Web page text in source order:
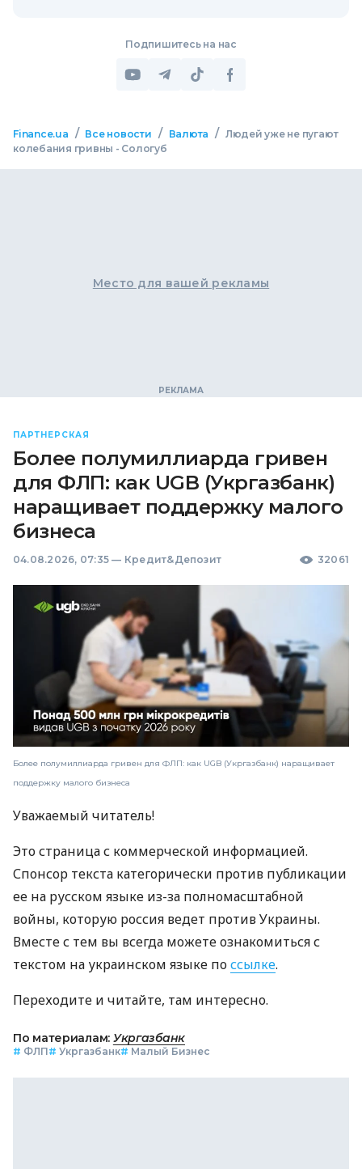
Подпишитесь на нас
Finance.ua / Все новости / Валюта / Людей уже не пугают
колебания гривны - Сологуб
Место для вашей рекламы
ПАРТНЕРСКАЯ
Более полумиллиарда гривен
для ФЛП: как UGB (Укргазбанк)
наращивает поддержку малого
бизнеса
04.08.2026, 07:35 — Кредит&Депозит 32061
Более полумиллиарда гривен для ФЛП: как UGB (Укргазбанк) наращивает
поддержку малого бизнеса
Уважаемый читатель!
Это страница с коммерческой информацией.
Спонсор текста категорически против публикации
ее на русском языке из-за полномасштабной
войны, которую россия ведет против Украины.
Вместе с тем вы всегда можете ознакомиться с
текстом на украинском языке поссылке.
Переходите и читайте, там интересно.
По материалам: Укргазбанк
# ФЛП# Укргазбанк# Малый Бизнес